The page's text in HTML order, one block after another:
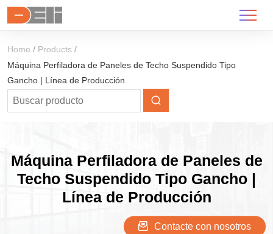
Home
Products
Máquina Perfiladora de Paneles de Techo Suspendido Tipo
Gancho | Línea de Producción
Máquina Perfiladora de Paneles de
Techo Suspendido Tipo Gancho |
Línea de Producción
Contacte con nosotros